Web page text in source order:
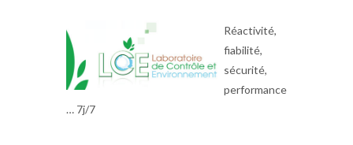
Réactivité,
fiabilité,
sécurité,
performance
… 7j/7